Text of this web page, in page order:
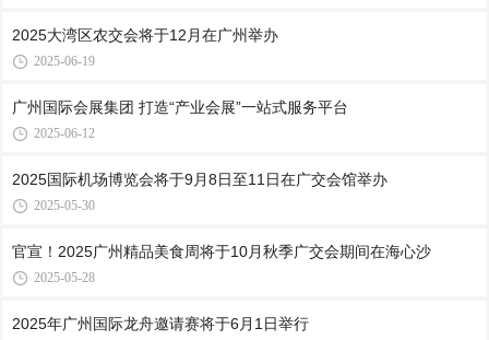
2025大湾区农交会将于12月在广州举办
2025-06-19
广州国际会展集团 打造“产业会展”一站式服务平台
2025-06-12
2025国际机场博览会将于9月8日至11日在广交会馆举办
2025-05-30
官宣！2025广州精品美食周将于10月秋季广交会期间在海心沙
2025-05-28
2025年广州国际龙舟邀请赛将于6月1日举行